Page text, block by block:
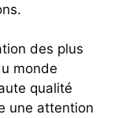
des plus
monde
qualité
une attention